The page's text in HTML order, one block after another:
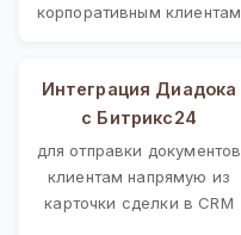
корпоративным клиентам
Интеграция Диадока
с Битрикс24
для отправки документов
клиентам напрямую из
карточки сделки в CRM